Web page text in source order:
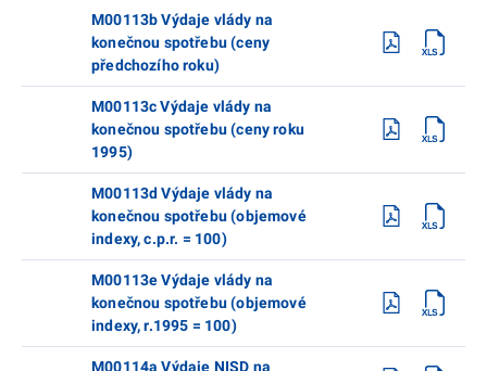
M00113b Výdaje vlády na
konečnou spotřebu (ceny
předchozího roku)
M00113c Výdaje vlády na
konečnou spotřebu (ceny roku
1995)
M00113d Výdaje vlády na
konečnou spotřebu (objemové
indexy, c.p.r. = 100)
M00113e Výdaje vlády na
konečnou spotřebu (objemové
indexy, r.1995 = 100)
M00114a Výdaje NISD na